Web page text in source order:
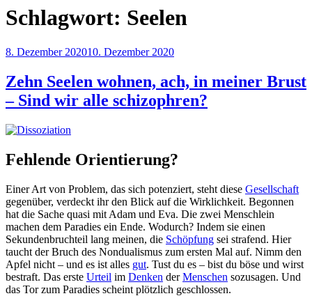
Schlagwort: Seelen
Veröffentlicht
8. Dezember 202010. Dezember 2020
Zehn Seelen wohnen, ach, in meiner Brust
– Sind wir alle schizophren?
Fehlende Orientierung?
Einer Art von Problem, das sich potenziert, steht diese Gesellschaft
gegenüber, verdeckt ihr den Blick auf die Wirklichkeit. Begonnen
hat die Sache quasi mit Adam und Eva. Die zwei Menschlein
machen dem Paradies ein Ende. Wodurch? Indem sie einen
Sekundenbruchteil lang meinen, die Schöpfung sei strafend. Hier
taucht der Bruch des Nondualismus zum ersten Mal auf. Nimm den
Apfel nicht – und es ist alles gut. Tust du es – bist du böse und wirst
bestraft. Das erste Urteil im Denken derMenschen sozusagen. Und
das Tor zum Paradies scheint plötzlich geschlossen.